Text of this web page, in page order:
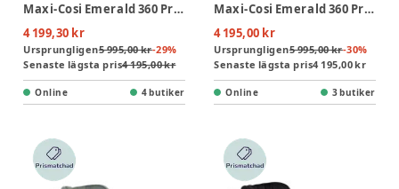
Maxi-Cosi Emerald 360 Pro Bilbarnstol - Authentic Black
4 199,30 kr
Ursprungligen5 995,00 kr-29%
Senaste lägsta pris4 195,00 kr
Online 4 butiker
Maxi-Cosi Emerald 360 Pro Bilbarnstol - Authentic Truffle
4 195,00 kr
Ursprungligen5 995,00 kr-30%
Senaste lägsta pris4 195,00 kr
Online 3 butiker